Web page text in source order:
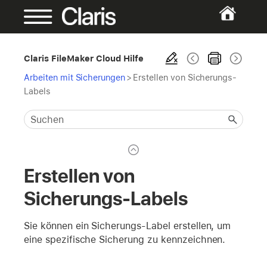
Claris FileMaker Cloud Hilfe
Arbeiten mit Sicherungen> Erstellen von Sicherungs-
Labels
Erstellen von
Sicherungs-Labels
Sie können ein Sicherungs-Label erstellen, um
eine spezifische Sicherung zu kennzeichnen.